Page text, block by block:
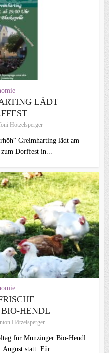
LÄDT
Hötzelsperger
Greimharting lädt am
Dorffest in...
HENDL
Hötzelsperger
für Munzinger Bio-Hendl
statt. Für...